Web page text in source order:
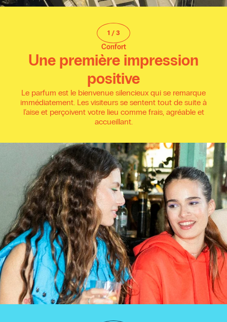
1 / 3
Confort
Une première impression
positive
Le parfum est le bienvenue silencieux qui se remarque
immédiatement. Les visiteurs se sentent tout de suite à
l’aise et perçoivent votre lieu comme frais, agréable et
accueillant.